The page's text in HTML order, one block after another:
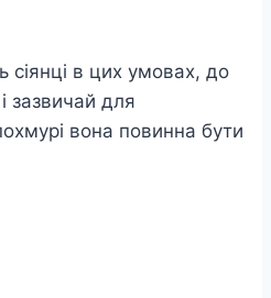
сіянці в цих умовах, до
зазвичай для
вона повинна бути